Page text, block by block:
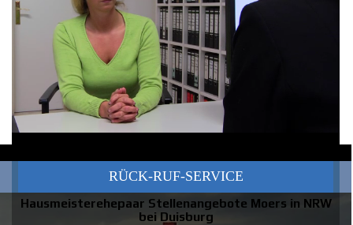
RÜCK-RUF-SERVICE
Hausmeisterehepaar Stellenangebote Moers in NRW
bei Duisburg